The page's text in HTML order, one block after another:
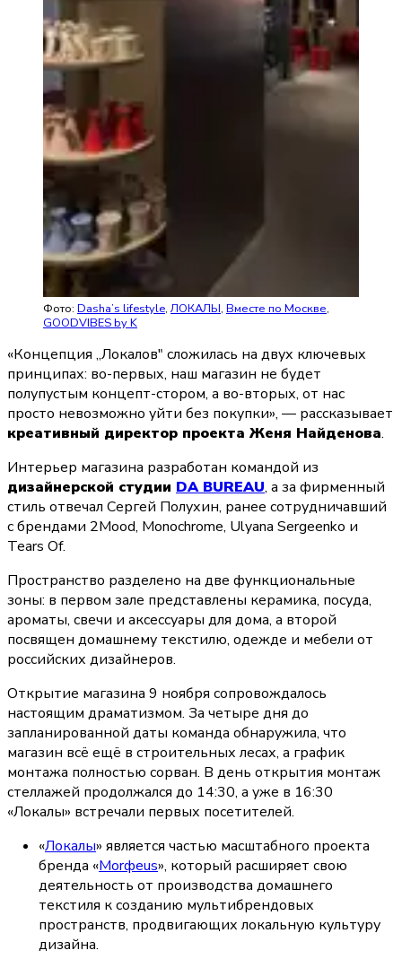
Фото: Dasha’s lifestyle, ЛОКАЛЫ, Вместе по Москве,
GOODVIBES by K
«Концепция „Локалов" сложилась на двух ключевых
принципах: во-первых, наш магазин не будет
полупустым концепт-стором, а во-вторых, от нас
креативный директор проекта Женя Найденова.
дизайнерской студии DA BUREAU, а за фирменный
стиль отвечал Сергей Полухин, ранее сотрудничавший
с брендами 2Mood, Monochrome, Ulyana Sergeenko и
Tears Of.
Пространство разделено на две функциональные
зоны: в первом зале представлены керамика, посуда,
ароматы, свечи и аксессуары для дома, а второй
посвящен домашнему текстилю, одежде и мебели от
российских дизайнеров.
Открытие магазина 9 ноября сопровождалось
настоящим драматизмом. За четыре дня до
запланированной даты команда обнаружила, что
магазин всё ещё в строительных лесах, а график
монтажа полностью сорван. В день открытия монтаж
стеллажей продолжался до 14:30, а уже в 16:30
«Локалы» встречали первых посетителей.
«Локалы» является частью масштабного проекта
бренда «Morфeus», который расширяет свою
деятельность от производства домашнего
текстиля к созданию мультибрендовых
пространств, продвигающих локальную культуру
дизайна.